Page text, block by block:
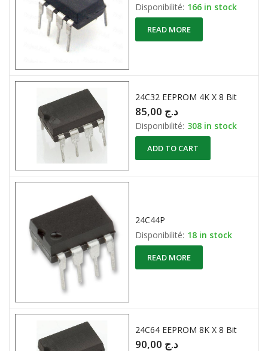
Disponibilité: 166 in stock
READ MORE
24C32 EEPROM 4K X 8 Bit
د.ج
Disponibilité: 308 in stock
ADD TO CART
24C44P
Disponibilité: 18 in stock
READ MORE
24C64 EEPROM 8K X 8 Bit
د.ج